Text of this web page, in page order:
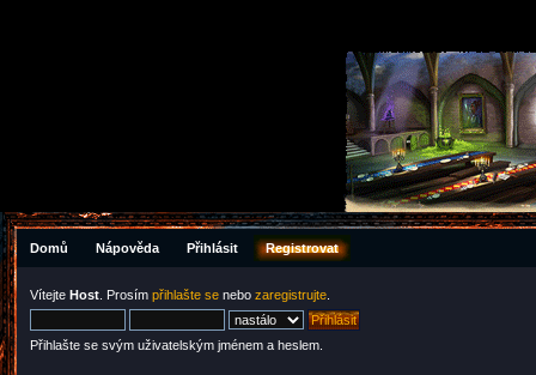
Domů Nápověda Přihlásit Registrovat
Vítejte Host . Prosím přihlašte se nebo zaregistrujte
Přihlašte se svým uživatelským jménem a heslem.